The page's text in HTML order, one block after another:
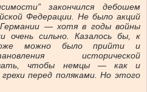
закончился дебошем
Федерации. Не было акций
— хотя в годы войны
очень сильно. Казалось бы, к
можно было прийти и
исторической
чтобы немцы — как и
перед поляками. Но этого